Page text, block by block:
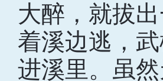
大醉，就拔
着溪边逃，
进溪里。虽